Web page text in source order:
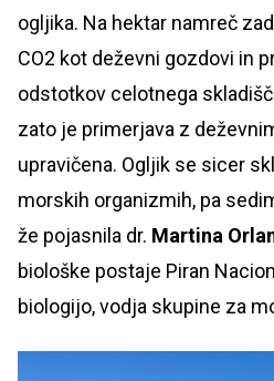
ogljika. Na hektar namreč
CO2 kot deževni gozdovi in
odstotkov celotnega
zato je primerjava z
upravičena. Ogljik se sicer
morskih organizmih, pa
že pojasnila dr. Martina
biološke postaje Piran
biologijo, vodja skupine za